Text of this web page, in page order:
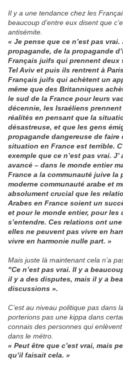
Il y a une tendance chez les
beaucoup d’entre eux disent que
antisémite.
« Je pense que ce n’est pas vrai.
propagande, de la propagande
Français juifs qui prennent deux
Tel Aviv et puis ils rentrent à
Français juifs qui achètent un
même que des Britanniques
le sud de la France pour leurs
décennie, les Israéliens
réalités en pensant que la
désastreuse, et que les gens
propagande dangereuse de faire
situation en France est terrible.
exemple que ce n’est pas vrai.
avancé – dans le monde entier
France a la communauté juive la
moderne communauté arabe et
absolument crucial que les
Arabes en France soient un
et pour le monde entier, pour les
s’entendre. Ces relations ont
elles ne peuvent pas vivre en
vivre en harmonie nulle part. »
Mais juste là maintenant cela n’a
"Ce n’est pas vrai. Il y a
il y a des disputes, mais il y a
discussions ».
C’est au niveau politique pas dans
porterions pas une kippa dans
connais des personnes qui
dans le métro.
« Peut être que c’est vrai, mais
qu’il faisait cela. »